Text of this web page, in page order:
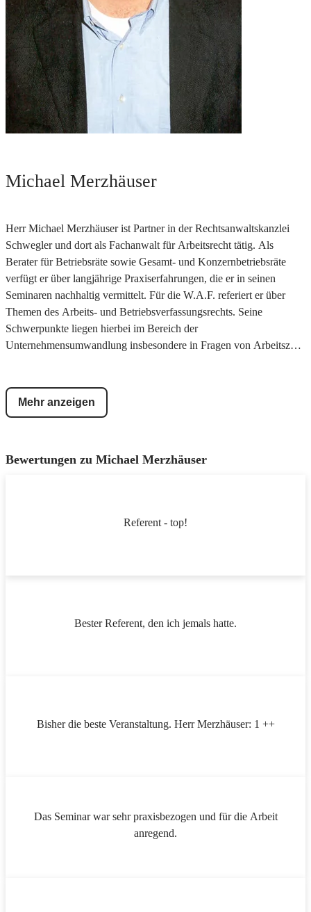
Michael Merzhäuser
Herr Michael Merzhäuser ist Partner in der Rechtsanwaltskanzlei
Schwegler und dort als Fachanwalt für Arbeitsrecht tätig. Als
Berater für Betriebsräte sowie Gesamt- und Konzernbetriebsräte
verfügt er über langjährige Praxiserfahrungen, die er in seinen
Seminaren nachhaltig vermittelt. Für die W.A.F. referiert er über
Themen des Arbeits- und Betriebsverfassungsrechts. Seine
Schwerpunkte liegen hierbei im Bereich der
Unternehmensumwandlung insbesondere in Fragen von Arbeitszeit-
Mehr anzeigen
Bewertungen zu Michael Merzhäuser
Referent - top!
Bester Referent, den ich jemals hatte.
Bisher die beste Veranstaltung. Herr Merzhäuser: 1 ++
Das Seminar war sehr praxisbezogen und für die Arbeit
anregend.